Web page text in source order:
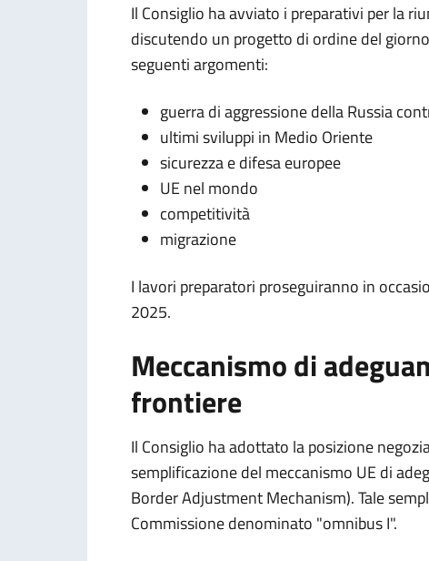
Il Consiglio ha avviato i preparativi per la
discutendo un progetto di ordine del
seguenti argomenti:
guerra di aggressione della Russia
ultimi sviluppi in Medio Oriente
sicurezza e difesa europee
UE nel mondo
competitività
migrazione
I lavori preparatori proseguiranno in
2025.
Meccanismo di
frontiere
Il Consiglio ha adottato la posizione
semplificazione del meccanismo UE di
Border Adjustment Mechanism). Tale
Commissione denominato "omnibus I".